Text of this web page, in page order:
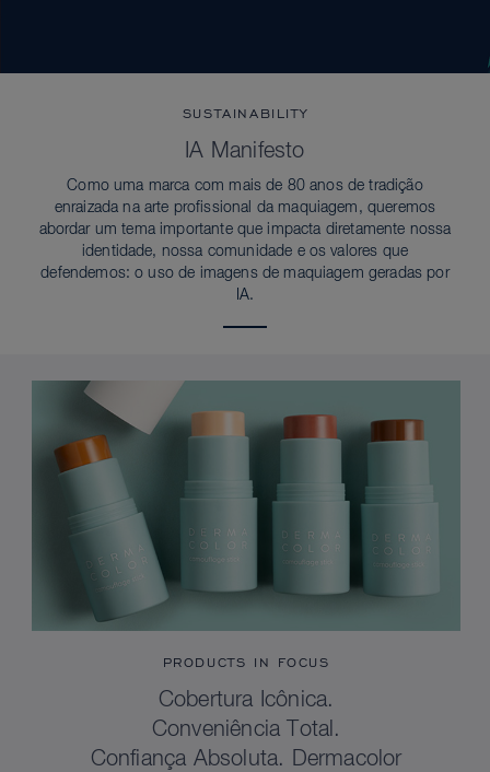
SUSTAINABILITY
IA Manifesto
Como uma marca com mais de 80 anos de tradição
enraizada na arte profissional da maquiagem, queremos
abordar um tema importante que impacta diretamente nossa
identidade, nossa comunidade e os valores que
defendemos: o uso de imagens de maquiagem geradas por
IA.
PRODUCTS IN FOCUS
Cobertura Icônica.
Conveniência Total.
Confiança Absoluta. Dermacolor